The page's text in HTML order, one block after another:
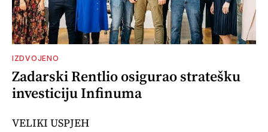
IZDVOJENO
Zadarski Rentlio osigurao stratešku
investiciju Infinuma
VELIKI USPJEH